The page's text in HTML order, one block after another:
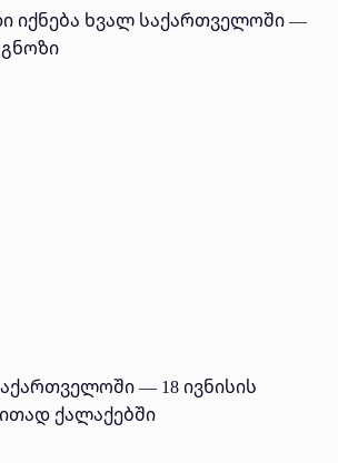
იქნება ხვალ საქართველოში —
— 18 ივნისის
ქალაქებში